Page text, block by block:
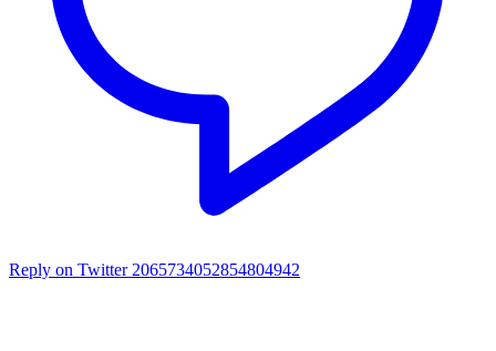
Reply on Twitter 2065734052854804942